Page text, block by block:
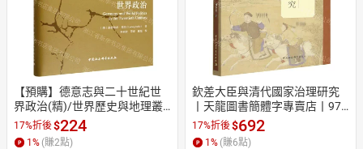
【預購】德意志與二十世紀世
界政治(精)/世界歷史與地理叢
編丨天龍圖書簡體字專賣店丨9
787522759975 (tl2610)
17%折後$224
1% (賺2點)
欽差大臣與清代國家治理研究
丨天龍圖書簡體字專賣店丨978
7522760179 (tl2607)
17%折後$692
1% (賺6點)